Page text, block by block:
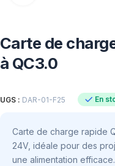
Carte de
à QC3.0
UGS : DAR-01-F25 En
Carte de charge rapide
24V, idéale pour des
une alimentation efficace.